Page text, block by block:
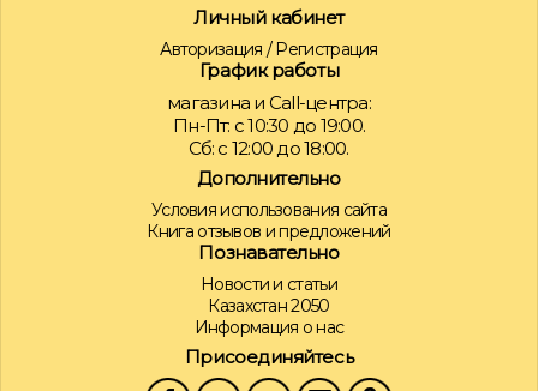
Личный кабинет
Авторизация /Регистрация
График работы
магазина и Call-центра:
Пн-Пт: с 10:30 до 19:00.
Сб: с 12:00 до 18:00.
Дополнительно
Условия использования сайта
Книга отзывов и предложений
Познавательно
Новости и статьи
Казахстан 2050
Информация о нас
Присоединяйтесь